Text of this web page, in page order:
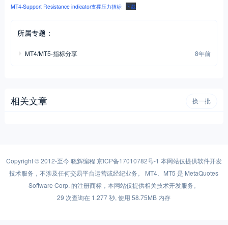
MT4-Support Resistance indicator支撑压力指标 下载
所属专题：
MT4/MT5-指标分享 8年前
相关文章 换一批
Copyright © 2012-至今晓辉编程 京ICP备17010782号-1 本网站仅提供软件开发
技术服务，不涉及任何交易平台运营或经纪业务。 MT4、MT5 是 MetaQuotes
Software Corp. 的注册商标，本网站仅提供相关技术开发服务。
29 次查询在 1.277 秒, 使用 58.75MB 内存